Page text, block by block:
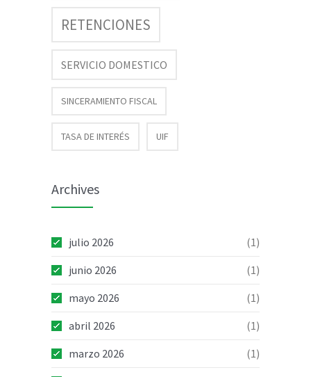
RETENCIONES
SERVICIO DOMESTICO
SINCERAMIENTO FISCAL
TASA DE INTERÉS UIF
Archives
julio 2026
(1)
junio 2026
(1)
mayo 2026
(1)
abril 2026
(1)
marzo 2026
(1)